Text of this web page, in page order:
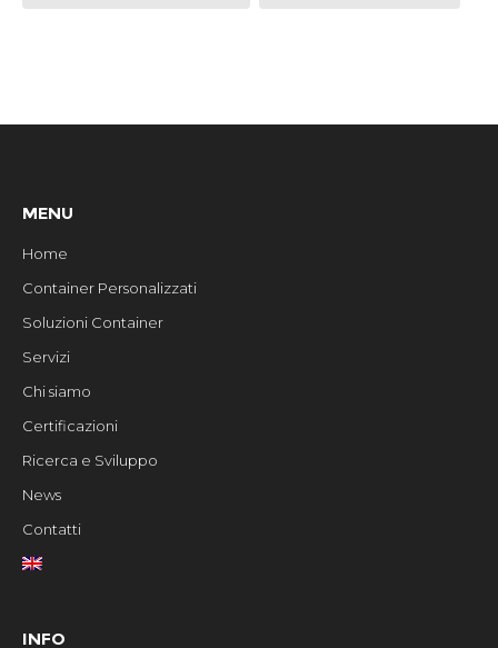
MENU
Home
Container Personalizzati
Soluzioni Container
Servizi
Chi siamo
Certificazioni
Ricerca e Sviluppo
News
Contatti
INFO